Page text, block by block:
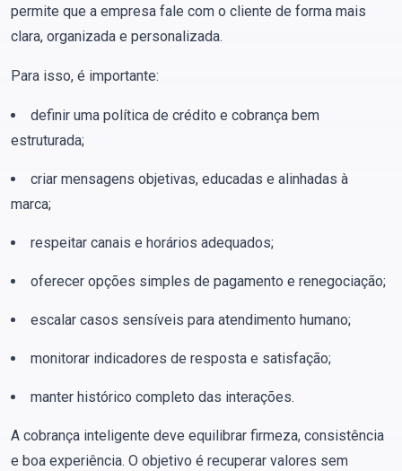
permite que a empresa fale com o cliente de forma mais
clara, organizada e personalizada.
Para isso, é importante:
definir uma política de crédito e cobrança bem
estruturada;
criar mensagens objetivas, educadas e alinhadas à
marca;
respeitar canais e horários adequados;
oferecer opções simples de pagamento e renegociação;
escalar casos sensíveis para atendimento humano;
monitorar indicadores de resposta e satisfação;
manter histórico completo das interações.
A cobrança inteligente deve equilibrar firmeza, consistência
e boa experiência. O objetivo é recuperar valores sem